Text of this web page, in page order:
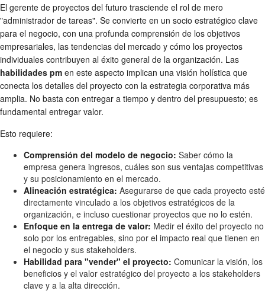
El gerente de proyectos del futuro trasciende el rol de mero
"administrador de tareas". Se convierte en un socio estratégico clave
para el negocio, con una profunda comprensión de los objetivos
empresariales, las tendencias del mercado y cómo los proyectos
individuales contribuyen al éxito general de la organización. Las
habilidades pm en este aspecto implican una visión holística que
conecta los detalles del proyecto con la estrategia corporativa más
amplia. No basta con entregar a tiempo y dentro del presupuesto; es
fundamental entregar valor.
Esto requiere:
Comprensión del modelo de negocio: Saber cómo la
empresa genera ingresos, cuáles son sus ventajas competitivas
y su posicionamiento en el mercado.
Alineación estratégica: Asegurarse de que cada proyecto esté
directamente vinculado a los objetivos estratégicos de la
organización, e incluso cuestionar proyectos que no lo estén.
Enfoque en la entrega de valor: Medir el éxito del proyecto no
solo por los entregables, sino por el impacto real que tienen en
el negocio y sus stakeholders.
Habilidad para "vender" el proyecto: Comunicar la visión, los
beneficios y el valor estratégico del proyecto a los stakeholders
clave y a la alta dirección.